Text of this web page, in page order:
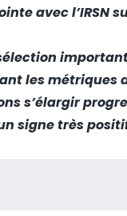
avec l’IRSN
les métriques
s’élargir
signe très